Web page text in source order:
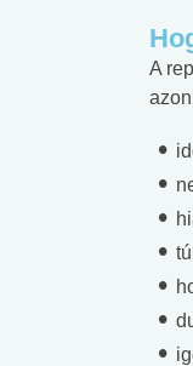
A